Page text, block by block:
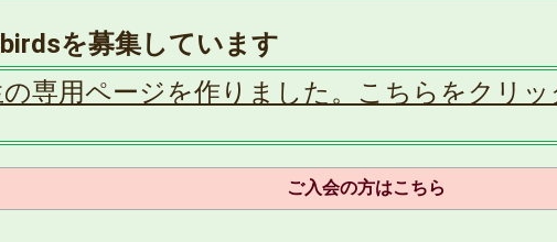
を募集しています
専用ページを作りました。こちらをクリッ
ご入会の方はこちら